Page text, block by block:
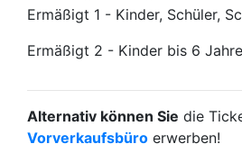
Ermäßigt 1 - Kinder, Schüler,
Ermäßigt 2 - Kinder bis 6 Jahre
Alternativ können Sie die
Vorverkaufsbüro erwerben!